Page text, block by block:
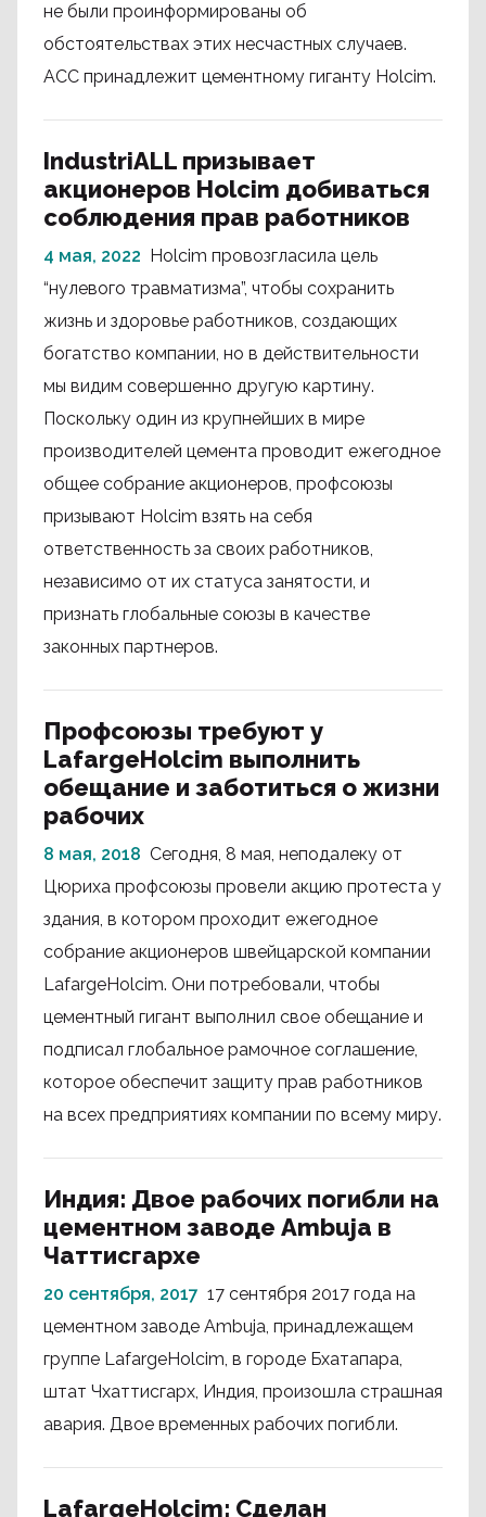
не были проинформированы об
обстоятельствах этих несчастных случаев.
ACC принадлежит цементному гиганту Holcim.
IndustriALL призывает
акционеров Holcim добиваться
соблюдения прав работников
4 мая, 2022 Holcim провозгласила цель
“нулевого травматизма”, чтобы сохранить
жизнь и здоровье работников, создающих
богатство компании, но в действительности
мы видим совершенно другую картину.
Поскольку один из крупнейших в мире
производителей цемента проводит ежегодное
общее собрание акционеров, профсоюзы
призывают Holcim взять на себя
ответственность за своих работников,
независимо от их статуса занятости, и
признать глобальные союзы в качестве
законных партнеров.
Профсоюзы требуют у
LafargeHolcim выполнить
обещание и заботиться о жизни
рабочих
8 мая, 2018 Сегодня, 8 мая, неподалеку от
Цюриха профсоюзы провели акцию протеста у
здания, в котором проходит ежегодное
собрание акционеров швейцарской компании
LafargeHolcim. Они потребовали, чтобы
цементный гигант выполнил свое обещание и
подписал глобальное рамочное соглашение,
которое обеспечит защиту прав работников
на всех предприятиях компании по всему миру.
Индия: Двое рабочих погибли на
цементном заводе Ambuja в
Чаттисгархе
20 сентября, 2017 17 сентября 2017 года на
цементном заводе Ambuja, принадлежащем
группе LafargeHolcim, в городе Бхатапара,
штат Чхаттисгарх, Индия, произошла страшная
авария. Двое временных рабочих погибли.
LafargeHolcim: Сделан